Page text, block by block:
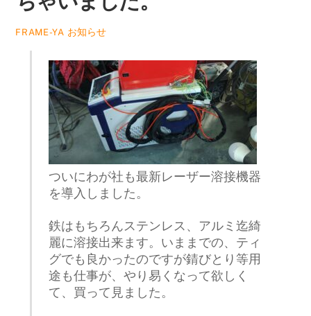
FRAME-YA お知らせ
ついにわが社も最新レーザー溶接機器
を導入しました。
鉄はもちろんステンレス、アルミ迄綺
麗に溶接出来ます。いままでの、ティ
グでも良かったのですが錆びとり等用
途も仕事が、やり易くなって欲しく
て、買って見ました。